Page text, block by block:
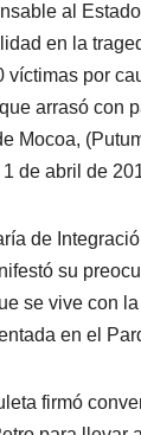
al
en la
víctimas por
arrasó con
Mocoa,
de abril de
de
su
se vive con
en el
firmó